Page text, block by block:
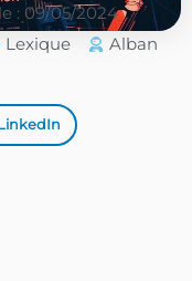
: 09/05/2024
Lexique Alban